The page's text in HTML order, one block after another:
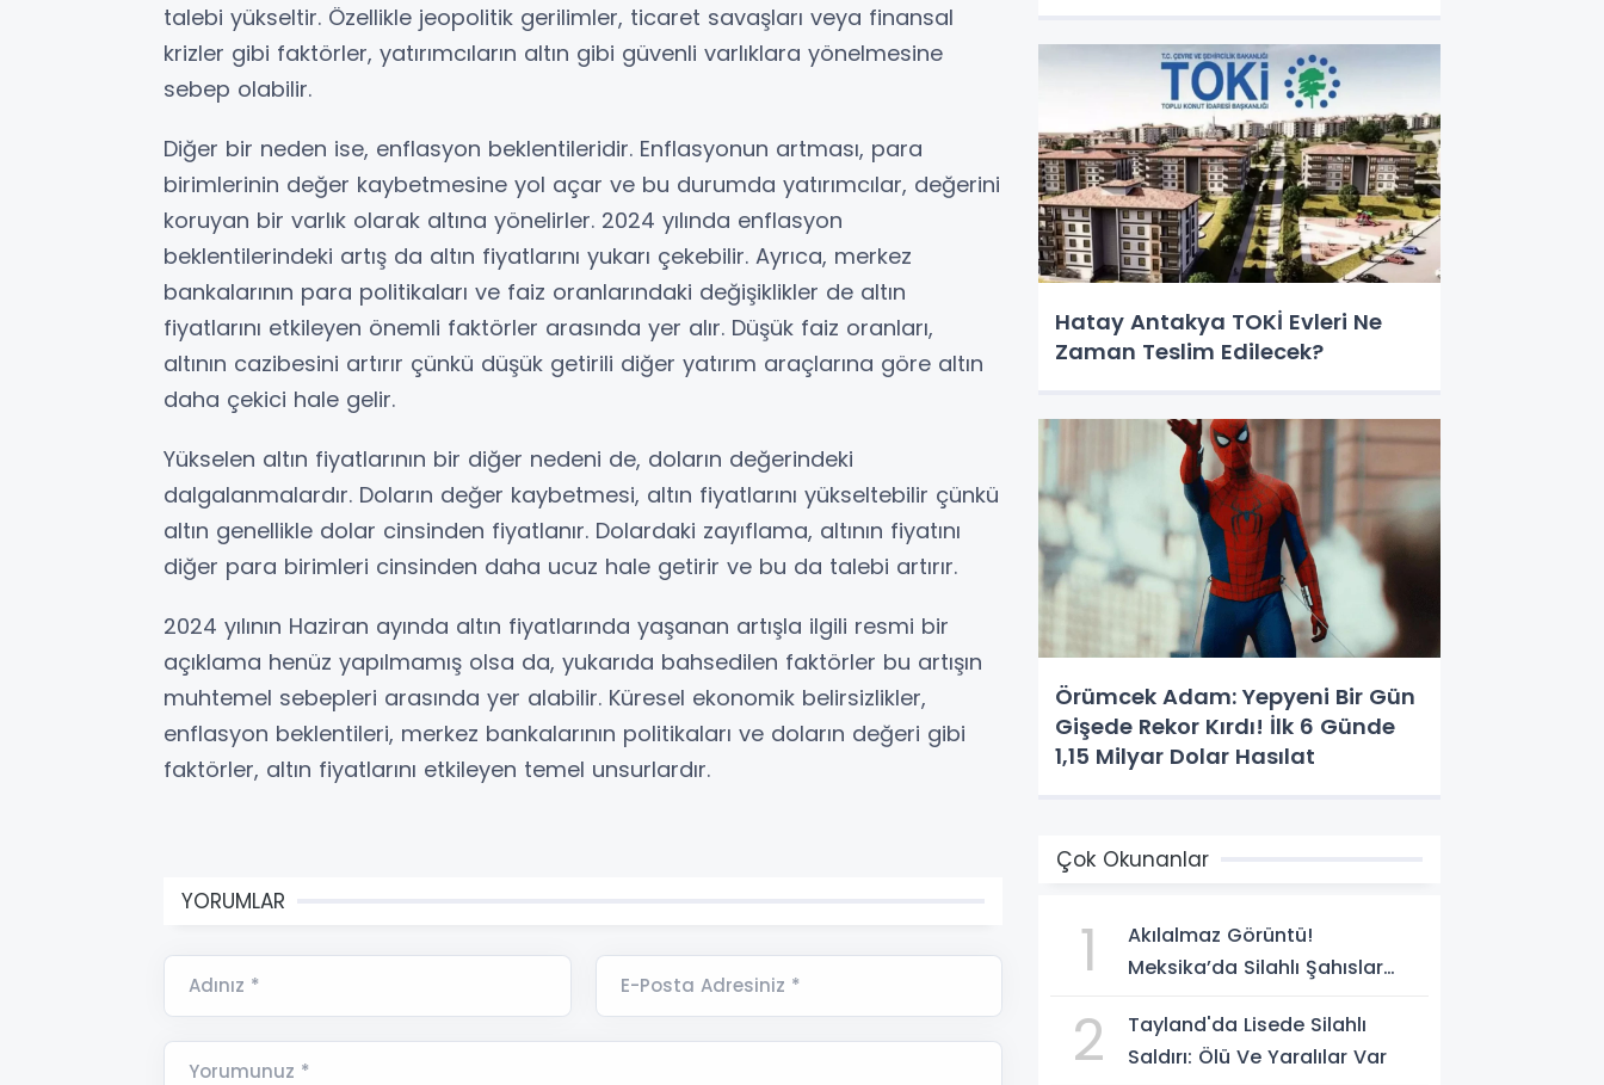
talebi yükseltir. Özellikle jeopolitik gerilimler, ticaret savaşları veya finansal
krizler gibi faktörler, yatırımcıların altın gibi güvenli varlıklara yönelmesine
sebep olabilir.
Diğer bir neden ise, enflasyon beklentileridir. Enflasyonun artması, para
birimlerinin değer kaybetmesine yol açar ve bu durumda yatırımcılar, değerini
koruyan bir varlık olarak altına yönelirler. 2024 yılında enflasyon
beklentilerindeki artış da altın fiyatlarını yukarı çekebilir. Ayrıca, merkez
bankalarının para politikaları ve faiz oranlarındaki değişiklikler de altın
fiyatlarını etkileyen önemli faktörler arasında yer alır. Düşük faiz oranları,
altının cazibesini artırır çünkü düşük getirili diğer yatırım araçlarına göre altın
daha çekici hale gelir.
Yükselen altın fiyatlarının bir diğer nedeni de, doların değerindeki
dalgalanmalardır. Doların değer kaybetmesi, altın fiyatlarını yükseltebilir çünkü
altın genellikle dolar cinsinden fiyatlanır. Dolardaki zayıflama, altının fiyatını
diğer para birimleri cinsinden daha ucuz hale getirir ve bu da talebi artırır.
2024 yılının Haziran ayında altın fiyatlarında yaşanan artışla ilgili resmi bir
açıklama henüz yapılmamış olsa da, yukarıda bahsedilen faktörler bu artışın
muhtemel sebepleri arasında yer alabilir. Küresel ekonomik belirsizlikler,
enflasyon beklentileri, merkez bankalarının politikaları ve doların değeri gibi
faktörler, altın fiyatlarını etkileyen temel unsurlardır.
YORUMLAR
Adınız * E-Posta Adresiniz *
Yorumunuz *
Hatay Antakya TOKİ Evleri Ne
Zaman Teslim Edilecek?
Örümcek Adam: Yepyeni Bir Gün
Gişede Rekor Kırdı! İlk 6 Günde
1,15 Milyar Dolar Hasılat
Çok Okunanlar
1
Akılalmaz Görüntü!
Meksika’da Silahlı Şahıslar
Rahatça Geçti
2
Tayland'da Lisede Silahlı
Saldırı: Ölü Ve Yaralılar Var